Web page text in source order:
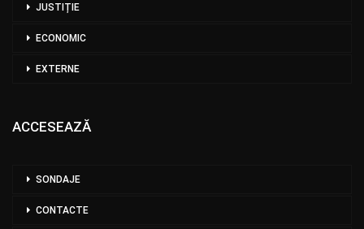
JUSTIȚIE
ECONOMIC
EXTERNE
ACCESEAZĂ
SONDAJE
CONTACTE